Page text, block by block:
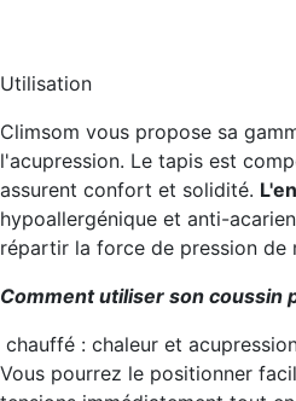
Utilisation
Climsom vous propose sa
l'acupression. Le tapis est
assurent confort et solidité.
hypoallergénique et anti-
répartir la force de pression de
Comment utiliser son coussin
chauffé : chaleur et
Vous pourrez le positionner